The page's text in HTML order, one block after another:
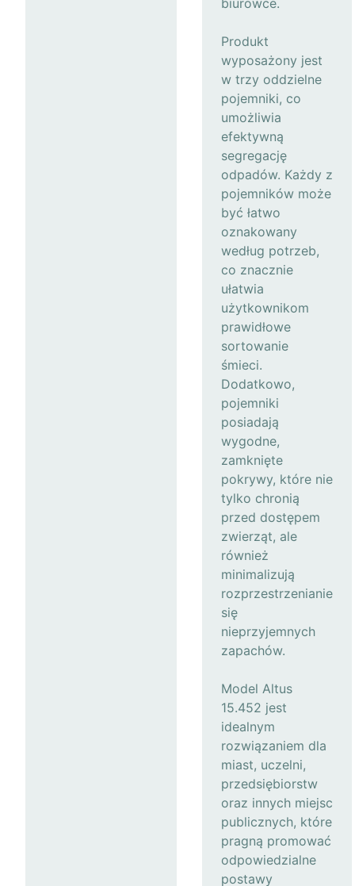
biurowce.
Produkt
wyposażony jest
w trzy oddzielne
pojemniki, co
umożliwia
efektywną
segregację
odpadów. Każdy z
pojemników może
być łatwo
oznakowany
według potrzeb,
co znacznie
ułatwia
użytkownikom
prawidłowe
sortowanie
śmieci.
Dodatkowo,
pojemniki
posiadają
wygodne,
zamknięte
pokrywy, które nie
tylko chronią
przed dostępem
zwierząt, ale
również
minimalizują
rozprzestrzenianie
się
nieprzyjemnych
zapachów.
Model Altus
15.452 jest
idealnym
rozwiązaniem dla
miast, uczelni,
przedsiębiorstw
oraz innych miejsc
publicznych, które
pragną promować
odpowiedzialne
postawy